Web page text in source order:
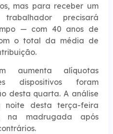
mas para receber um
precisará
— com 40 anos de
o total da média de
aumenta alíquotas
dispositivos foram
desta quarta. A análise
desta terça-feira
na madrugada após